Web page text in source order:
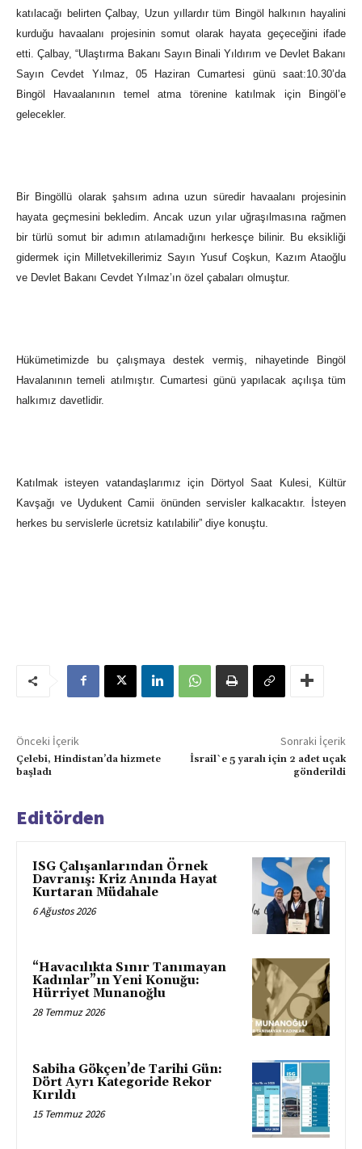
katılacağı belirten Çalbay, Uzun yıllardır tüm Bingöl halkının hayalini
kurduğu havaalanı projesinin somut olarak hayata geçeceğini ifade
etti. Çalbay, “Ulaştırma Bakanı Sayın Binali Yıldırım ve Devlet Bakanı
Sayın Cevdet Yılmaz, 05 Haziran Cumartesi günü saat:10.30’da
Bingöl Havaalanının temel atma törenine katılmak için Bingöl’e
gelecekler.
Bir Bingöllü olarak şahsım adına uzun süredir havaalanı projesinin
hayata geçmesini bekledim. Ancak uzun yılar uğraşılmasına rağmen
bir türlü somut bir adımın atılamadığını herkesçe bilinir. Bu eksikliği
gidermek için Milletvekillerimiz Sayın Yusuf Coşkun, Kazım Ataoğlu
ve Devlet Bakanı Cevdet Yılmaz’ın özel çabaları olmuştur.
Hükümetimizde bu çalışmaya destek vermiş, nihayetinde Bingöl
Havalanının temeli atılmıştır. Cumartesi günü yapılacak açılışa tüm
halkımız davetlidir.
Katılmak isteyen vatandaşlarımız için Dörtyol Saat Kulesi, Kültür
Kavşağı ve Uydukent Camii önünden servisler kalkacaktır. İsteyen
herkes bu servislerle ücretsiz katılabilir” diye konuştu.
Önceki İçerik
Çelebi, Hindistan’da hizmete
başladı
Sonraki İçerik
İsrail`e 5 yaralı için 2 adet uçak
gönderildi
Editörden
ISG Çalışanlarından Örnek
Davranış: Kriz Anında Hayat
Kurtaran Müdahale
6 Ağustos 2026
“Havacılıkta Sınır Tanımayan
Kadınlar”ın Yeni Konuğu:
Hürriyet Munanoğlu
28 Temmuz 2026
Sabiha Gökçen’de Tarihi Gün:
Dört Ayrı Kategoride Rekor
Kırıldı
15 Temmuz 2026